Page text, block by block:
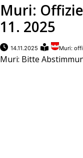
Muri:
11. 2025
14.11.2025 Muri:
Muri: Bitte